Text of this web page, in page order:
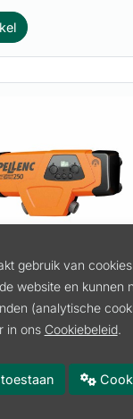
BATTERIJ
incl. btw
btw
gebruik van
website en kunnen
(analytische
in ons Cookiebeleid.
toestaan